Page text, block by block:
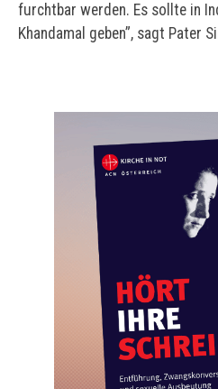
furchtbar werden. Es sollte in
Khandamal geben”, sagt Pater